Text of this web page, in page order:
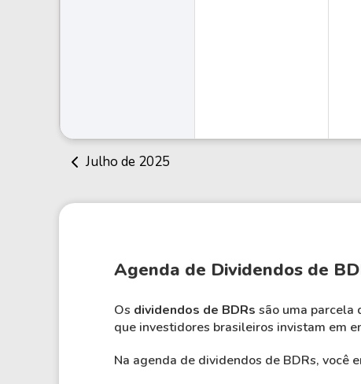
Julho de 2025
Agenda de Dividendos de
Os dividendos de BDRs são uma parcela
que investidores brasileiros invistam em
Na agenda de dividendos de BDRs, você